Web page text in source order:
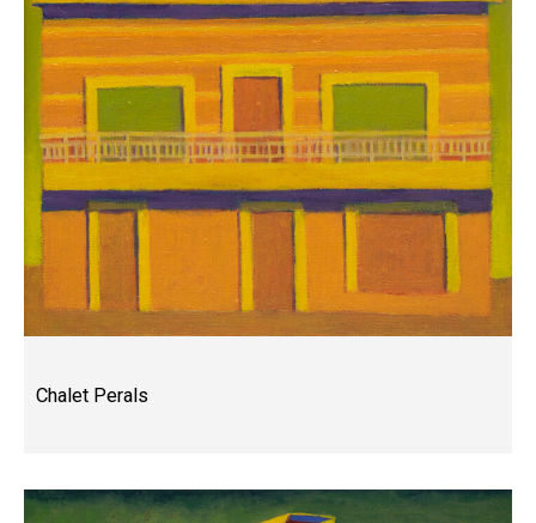
Chalet Perals